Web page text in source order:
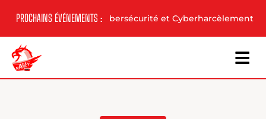
content
PROCHAINS ÉVÉNEMENTS :
Conférence – Cybersécurité et Cyberharcèlement /